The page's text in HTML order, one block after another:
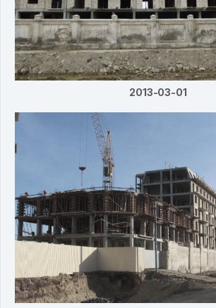
2013-03-01